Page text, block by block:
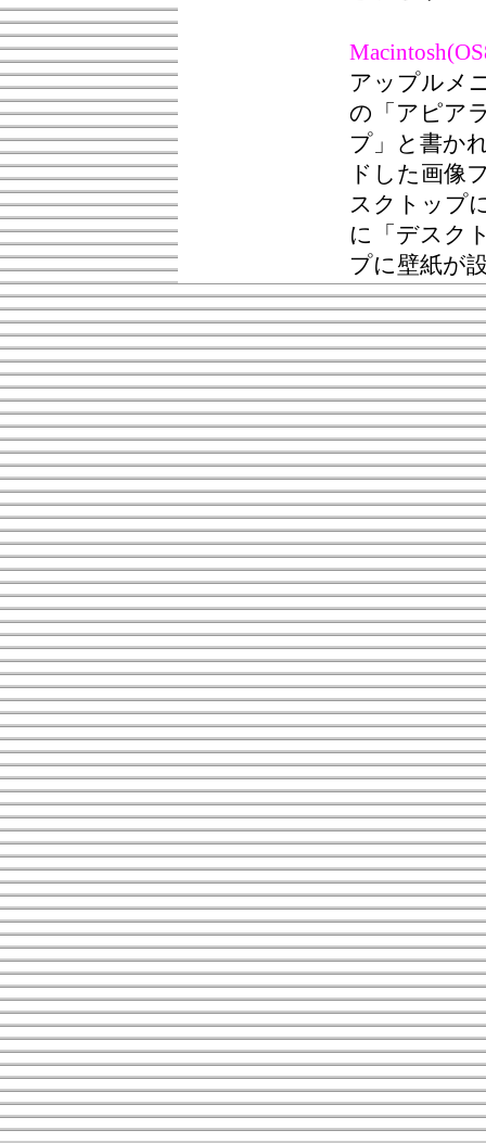
アップルメ
の「アピア
プ」と書か
ドした画像
スクトップ
に「デスク
プに壁紙が